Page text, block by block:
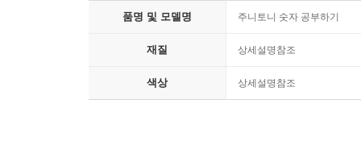
품명 및 모델명 주니토니 숫자 공부하기
재질 상세설명참조
색상 상세설명참조